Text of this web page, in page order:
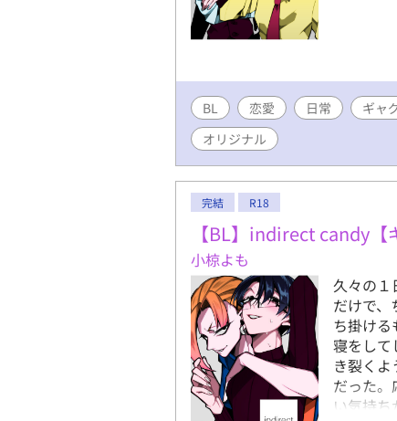
BL 恋愛 日常 ギャ
オリジナル
完結 R18
【BL】indirect candy【
小椋よも
久々の１
だけで
ち掛ける
寝をして
き裂く
だった
い気持